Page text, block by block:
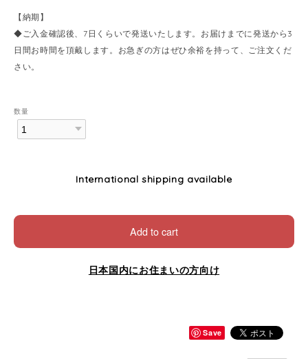
【納期】
◆ご入金確認後、7日くらいで発送いたします。お届けまでに発送から3
日間お時間を頂戴します。お急ぎの方はぜひ余裕を持って、ご注文くだ
さい。
数量
International shipping available
Add to cart
日本国内にお住まいの方向け
Save